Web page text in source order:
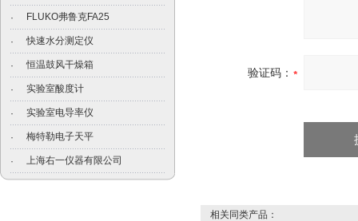
· FLUKO弗鲁克FA25
· 快速水分测定仪
· 恒温鼓风干燥箱
· 实验室酸度计
· 实验室电导率仪
· 梅特勒电子天平
· 上海右一仪器有限公司
验证码：
相关同类产品：